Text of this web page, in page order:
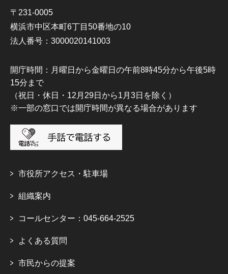
〒231-0005
横浜市中区本町6丁目50番地の10
法人番号：3000020141003
開庁時間：月曜日から金曜日の午前8時45分から午後5時
15分まで
（祝日・休日・12月29日から1月3日を除く）
※一部の窓口では開庁時間が異なる場合があります
市役所アクセス・駐車場
組織案内
コールセンター：045-664-2525
よくある質問
市民からの提案